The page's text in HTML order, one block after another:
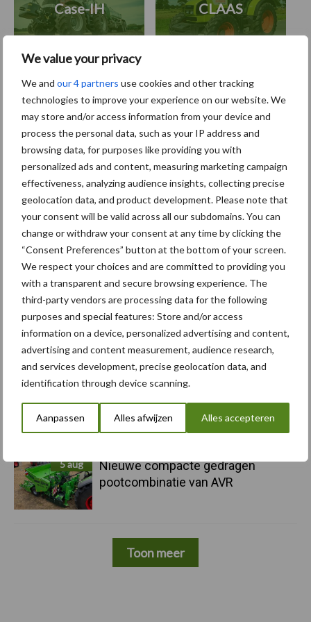
We value your privacy
We and our 4 partners use cookies and other tracking
technologies to improve your experience on our website. We
may store and/or access information from your device and
process the personal data, such as your IP address and
browsing data, for purposes like providing you with
personalized ads and content, measuring marketing campaign
effectiveness, analyzing audience insights, collecting precise
geolocation data, and product development. Please note that
your consent will be valid across all our subdomains. You can
change or withdraw your consent at any time by clicking the
“Consent Preferences” button at the bottom of your screen.
We respect your choices and are committed to providing you
with a transparent and secure browsing experience. The
third-party vendors are processing data for the following
purposes and special features: Store and/or access
information on a device, personalized advertising and content,
advertising and content measurement, audience research,
and services development, precise geolocation data, and
identification through device scanning.
Aanpassen Alles afwijzen Alles accepteren
Primaire
Sidebar
Recent nieuws Partner nieuws
6 aug
"Hoge verwachtingen van schijven
voor kouters"
5 aug
Albourgh Tyres breidt uit naar
nieuwe marktsegmenten
5 aug
Caterpillar breidt gamma
elektrische bulldozers uit
Komatsu HM460-6 knikdumper legt
lat opnieuw hoger
5 aug
Nieuwe compacte gedragen
pootcombinatie van AVR
Toon meer
Case-IH CLAAS
Toon meer